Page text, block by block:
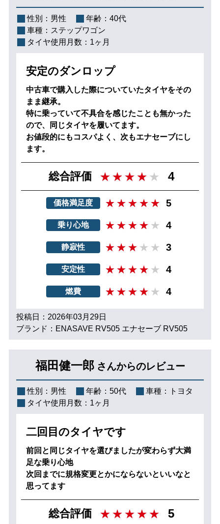
性別： 男性 年齢： 40代
車種： ステップワゴン
タイヤ使用月数： 1ヶ月
安定のダンロップ
中古車で購入した際についていたタイヤをその
まま継承。
特に乗っていて不具合を感じたことも無かった
ので、同じタイヤを履いてます。
お値段的にもコスパよく、次もエナセーブにし
ます。
総合評価 4
価格満足度 5
乗り心地 4
静寂性 3
安定性 4
燃費 4
投稿日：2026年03月29日
ブランド：ENASAVE RV505 エナセーブ RV505
福田健一郎 さんからのレビュー
性別： 男性 年齢： 50代 車種：
トヨタ
タイヤ使用月数： 1ヶ月
二回目のタイヤです
前回と同じタイヤを選びましたが変わらず大満
足な乗り心地
次回までに規格変更とかにならないといいなと
思ってます
総合評価 5